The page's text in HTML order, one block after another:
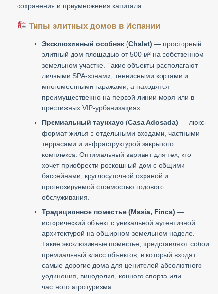
сохранения и приумножения капитала.
Типы элитных домов в Испании
Эксклюзивный особняк (Chalet) — просторный
элитный дом площадью от 500 м² на собственном
земельном участке. Такие объекты располагают
личными SPA-зонами, теннисными кортами и
многоместными гаражами, а находятся
преимущественно на первой линии моря или в
престижных VIP-урбанизациях.
Премиальный таунхаус (Casa Adosada)— люкс-
формат жилья с отдельными входами, частными
террасами и инфраструктурой закрытого
комплекса. Оптимальный вариант для тех, кто
хочет приобрести роскошный дом с общими
бассейнами, круглосуточной охраной и
прогнозируемой стоимостью годового
обслуживания.
Традиционное поместье (Masia, Finca) —
исторический объект с уникальной аутентичной
архитектурой на обширном земельном наделе.
Такие эксклюзивные поместье, представляют собой
премиальный класс объектов, в который входят
самые дорогие дома для ценителей абсолютного
уединения, виноделия, конного спорта или
частного агротуризма.